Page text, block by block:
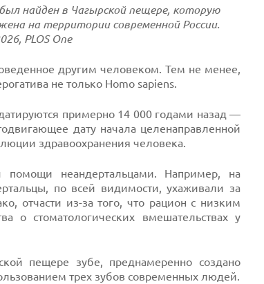
найден в Чагырской пещере, которую
на территории современной России.
PLOS One
другим человеком. Тем не менее,
не только Homo sapiens.
примерно 14 000 годами назад —
дату начала целенаправленной
здравоохранения человека.
помощи неандертальцами. Например, на
по всей видимости, ухаживали за
отчасти из-за того, что рацион с низким
о стоматологических вмешательствах у
пещере зубе, преднамеренно создано
трех зубов современных людей.